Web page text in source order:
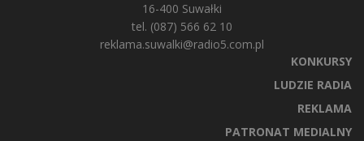
16-400 Suwałki
tel. (087) 566 62 10
reklama.suwalki@radio5.com.pl
KONKURSY
LUDZIE RADIA
REKLAMA
PATRONAT MEDIALNY